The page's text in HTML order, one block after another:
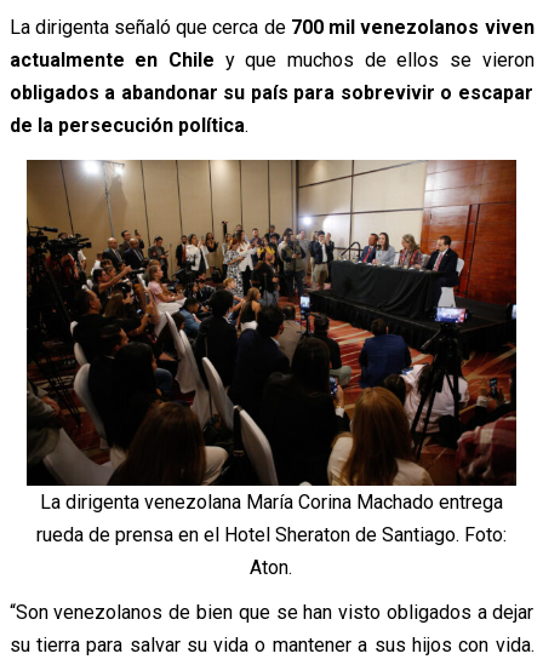
La dirigenta señaló que cerca de 700 mil venezolanos viven
actualmente en Chile y que muchos de ellos se vieron
obligados a abandonar su país para sobrevivir o escapar
de la persecución política.
La dirigenta venezolana María Corina Machado entrega
rueda de prensa en el Hotel Sheraton de Santiago. Foto:
Aton.
“Son venezolanos de bien que se han visto obligados a dejar
su tierra para salvar su vida o mantener a sus hijos con vida.